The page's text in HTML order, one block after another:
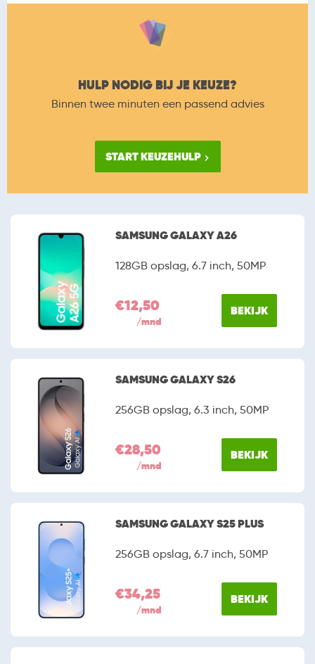
HULP NODIG BIJ JE KEUZE?
Binnen twee minuten een passend advies
START KEUZEHULP
SAMSUNG GALAXY A26
128GB opslag, 6.7 inch, 50MP
€12,50
/mnd
BEKIJK
SAMSUNG GALAXY S26
256GB opslag, 6.3 inch, 50MP
€28,50
/mnd
BEKIJK
SAMSUNG GALAXY S25 PLUS
256GB opslag, 6.7 inch, 50MP
€34,25
/mnd
BEKIJK